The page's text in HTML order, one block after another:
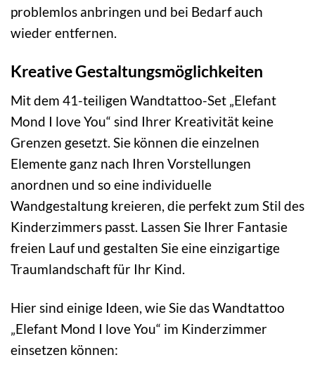
problemlos anbringen und bei Bedarf auch
wieder entfernen.
Kreative Gestaltungsmöglichkeiten
Mit dem 41-teiligen Wandtattoo-Set „Elefant
Mond I love You“ sind Ihrer Kreativität keine
Grenzen gesetzt. Sie können die einzelnen
Elemente ganz nach Ihren Vorstellungen
anordnen und so eine individuelle
Wandgestaltung kreieren, die perfekt zum Stil des
Kinderzimmers passt. Lassen Sie Ihrer Fantasie
freien Lauf und gestalten Sie eine einzigartige
Traumlandschaft für Ihr Kind.
Hier sind einige Ideen, wie Sie das Wandtattoo
„Elefant Mond I love You“ im Kinderzimmer
einsetzen können: